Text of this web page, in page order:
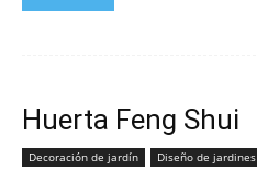
Huerta Feng Shui
Decoración de jardín Diseño de jardines